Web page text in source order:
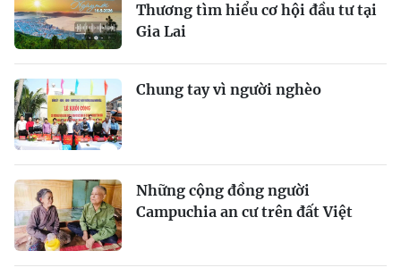
Thương tìm hiểu cơ hội đầu tư tại
Gia Lai
Chung tay vì người nghèo
Những cộng đồng người
Campuchia an cư trên đất Việt